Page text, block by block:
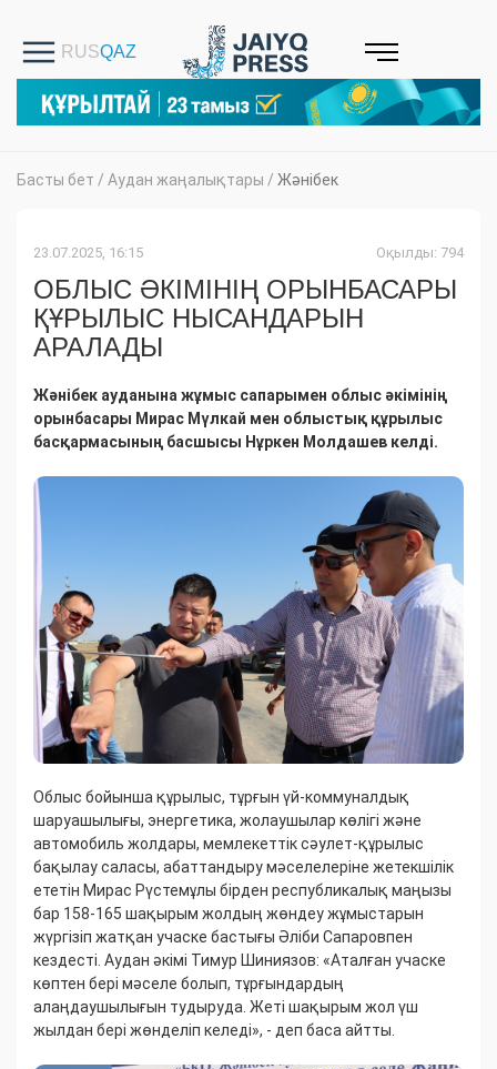
Басты бет / Аудан жаңалықтары / Жәнібек
23.07.2025, 16:15 Оқылды: 794
ОБЛЫС ӘКІМІНІҢ ОРЫНБАСАРЫ
ҚҰРЫЛЫС НЫСАНДАРЫН
АРАЛАДЫ
​Жәнібек ауданына жұмыс сапарымен облыс әкімінің
орынбасары Мирас Мүлкай мен облыстық құрылыс
басқармасының басшысы Нұркен Молдашев келді.
Облыс бойынша құрылыс, тұрғын үй-коммуналдық
шаруашылығы, энергетика, жолаушылар көлігі және
автомобиль жолдары, мемлекеттік сәулет-құрылыс
бақылау саласы, абаттандыру мәселелеріне жетекшілік
ететін Мирас Рүстемұлы бірден республикалық маңызы
бар 158-165 шақырым жолдың жөндеу жұмыстарын
жүргізіп жатқан учаске бастығы Әліби Сапаровпен
кездесті. Аудан әкімі Тимур Шиниязов: «Аталған учаске
көптен бері мәселе болып, тұрғындардың
алаңдаушылығын тудыруда. Жеті шақырым жол үш
жылдан бері жөнделіп келеді», - деп баса айтты.